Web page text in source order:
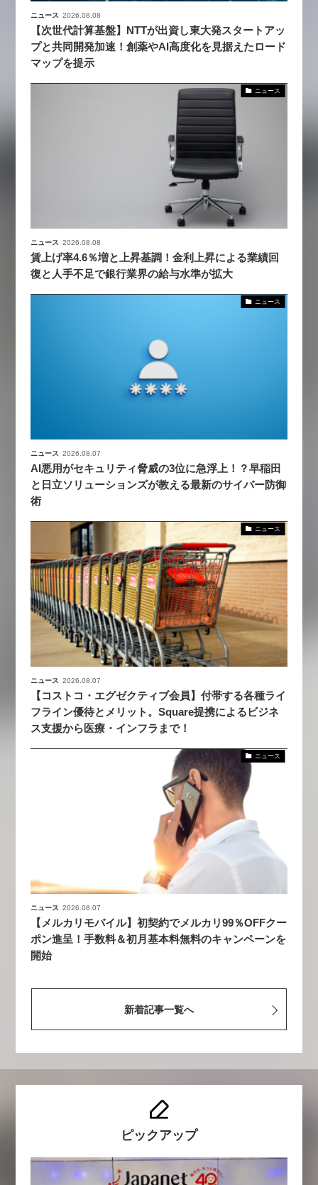
ニュース 2026.08.08
【次世代計算基盤】NTTが出資し東大発スタートアッ
プと共同開発加速！創薬やAI高度化を見据えたロード
マップを提示
ニュース
ニュース 2026.08.08
賃上げ率4.6％増と上昇基調！金利上昇による業績回
復と人手不足で銀行業界の給与水準が拡大
ニュース
ニュース 2026.08.07
AI悪用がセキュリティ脅威の3位に急浮上！？早稲田
と日立ソリューションズが教える最新のサイバー防御
術
ニュース
ニュース 2026.08.07
【コストコ・エグゼクティブ会員】付帯する各種ライ
フライン優待とメリット。Square提携によるビジネ
ス支援から医療・インフラまで！
ニュース
ニュース 2026.08.07
【メルカリモバイル】初契約でメルカリ99％OFFクー
ポン進呈！手数料＆初月基本料無料のキャンペーンを
開始
新着記事一覧へ
ピックアップ